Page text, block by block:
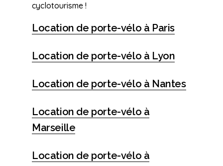
cyclotourisme !
Location de porte-vélo à Paris
Location de porte-vélo à Lyon
Location de porte-vélo à Nantes
Location de porte-vélo à
Marseille
Location de porte-vélo à